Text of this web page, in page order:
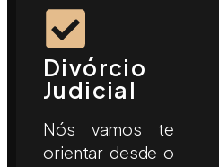
Divórcio
Judicial
Nós vamos te
orientar desde o